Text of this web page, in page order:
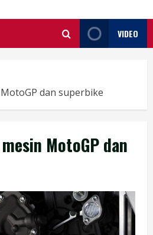
VIDEO
dan superbike
MotoGP dan